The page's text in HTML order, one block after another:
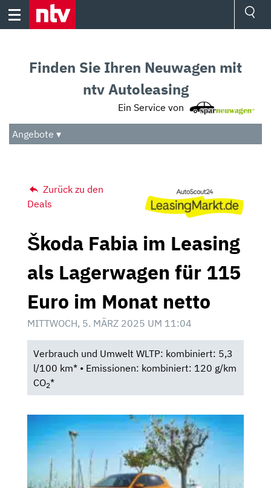
Skip
Audio
Das Beste
Finden Sie Ihren Neuwagen mit
ntv Autoleasing
Ein Service von
Angebote ▾
Zurück zu den
Deals
Škoda Fabia im Leasing
als Lagerwagen für 115
Euro im Monat netto
MITTWOCH, 5. MÄRZ 2025 UM 11:04
Verbrauch und Umwelt WLTP: kombiniert: 5,3
l/100 km* • Emissionen: kombiniert: 120 g/km
CO2*